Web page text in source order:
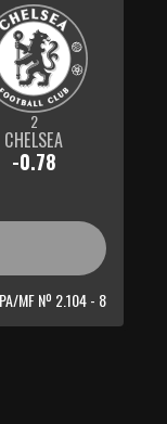
2
CHELSEA
-0.78
MF Nº 2.104 - 8